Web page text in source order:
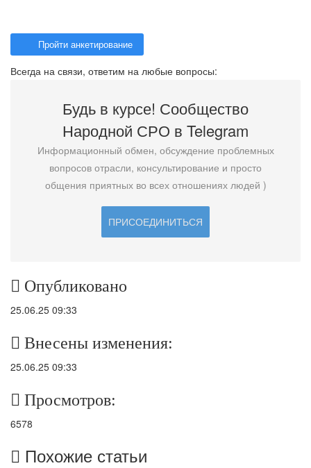
Пройти анкетирование
Всегда на связи, ответим на любые вопросы:
Будь в курсе! Сообщество
Народной СРО в Telegram
Информационный обмен, обсуждение проблемных
вопросов отрасли, консультирование и просто
общения приятных во всех отношениях людей )
ПРИСОЕДИНИТЬСЯ
Опубликовано
25.06.25 09:33
Внесены изменения:
25.06.25 09:33
Просмотров:
6578
Похожие статьи